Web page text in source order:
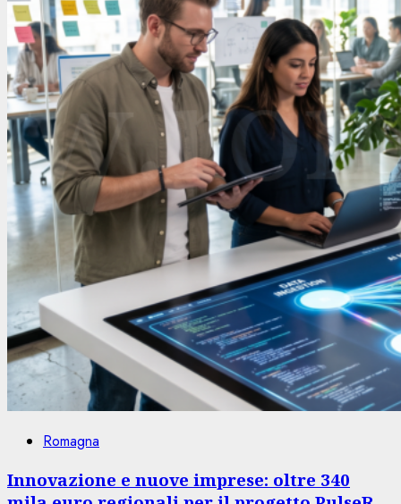
Romagna
Innovazione e nuove imprese: oltre 340